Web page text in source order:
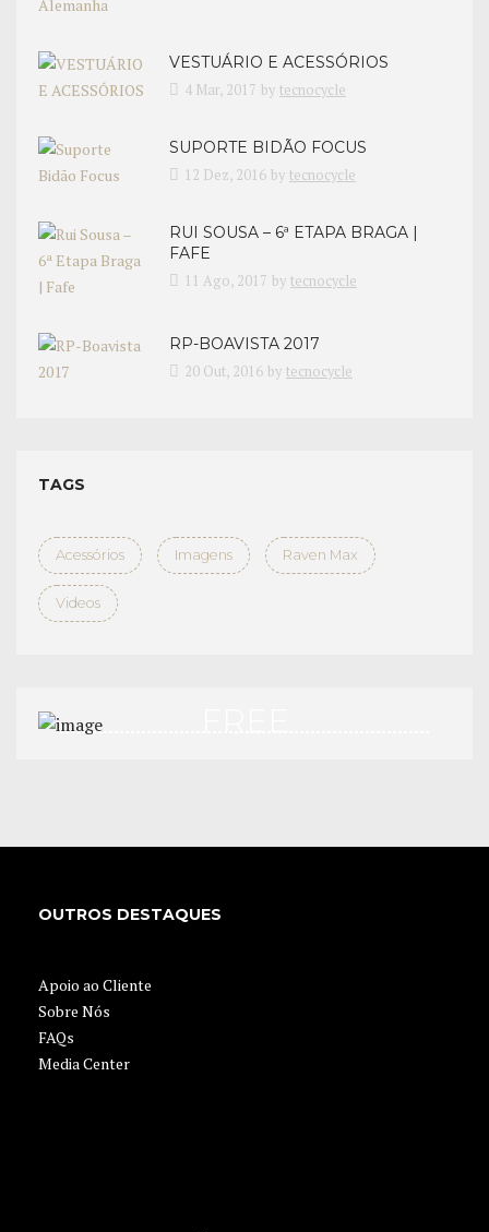
VESTUÁRIO E ACESSÓRIOS
4 Mar, 2017 by tecnocycle
SUPORTE BIDÃO FOCUS
12 Dez, 2016 by tecnocycle
RUI SOUSA – 6ª ETAPA BRAGA |
FAFE
11 Ago, 2017 by tecnocycle
RP-BOAVISTA 2017
20 Out, 2016 by tecnocycle
TAGS
Acessórios Imagens Raven Max
Videos
OUTROS DESTAQUES
Apoio ao Cliente
Sobre Nós
FAQs
Media Center